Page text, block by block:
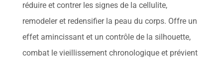
réduire et contrer les signes de la cellulite,
remodeler et redensifier la peau du corps. Offre un
effet amincissant et un contrôle de la silhouette,
combat le vieillissement chronologique et prévient